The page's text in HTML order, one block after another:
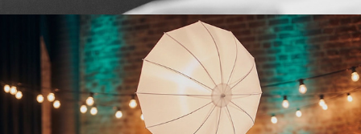
Hangoverbox N & M
2026